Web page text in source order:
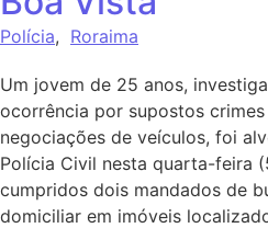
Polícia, Roraima
Um jovem de 25 anos,
ocorrência por supostos
negociações de veículos, foi
Polícia Civil nesta quarta-feira
cumpridos dois mandados de
domiciliar em imóveis